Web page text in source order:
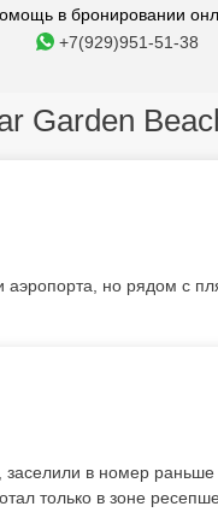
в бронировании
+7(929)951-51-38
Garden
аэропорта, но рядом с
в номер раньше
только в зоне